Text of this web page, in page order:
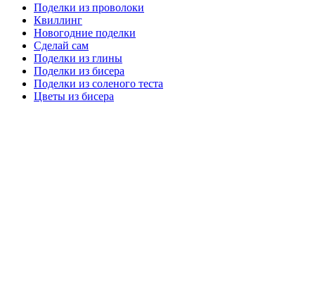
Поделки из проволоки
Квиллинг
Новогодние поделки
Сделай сам
Поделки из глины
Поделки из бисера
Поделки из соленого теста
Цветы из бисера